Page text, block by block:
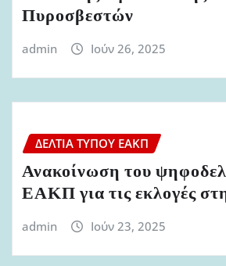
Πυροσβεστών
admin Ιούν 26, 2025
ΔΕΛΤΊΑ ΤΎΠΟΥ ΕΑΚΠ
Ανακοίνωση του
ΕΑΚΠ για τις εκλογές
admin Ιούν 23, 2025